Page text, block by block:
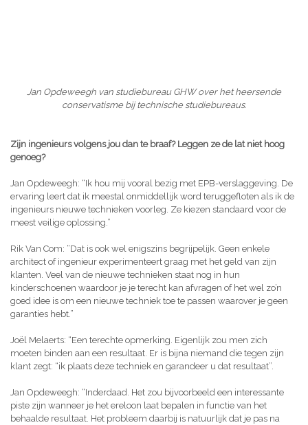
Jan Opdeweegh van studiebureau GHW over het heersende
conservatisme bij technische studiebureaus.
Zijn ingenieurs volgens jou dan te braaf? Leggen ze de lat niet hoog
genoeg?
Jan Opdeweegh: “Ik hou mij vooral bezig met EPB-verslaggeving. De
ervaring leert dat ik meestal onmiddellijk word teruggefloten als ik de
ingenieurs nieuwe technieken voorleg. Ze kiezen standaard voor de
meest veilige oplossing.”
Rik Van Com: “Dat is ook wel enigszins begrijpelijk. Geen enkele
architect of ingenieur experimenteert graag met het geld van zijn
klanten. Veel van de nieuwe technieken staat nog in hun
kinderschoenen waardoor je je terecht kan afvragen of het wel zo’n
goed idee is om een nieuwe techniek toe te passen waarover je geen
garanties hebt.”
Joël Melaerts: “Een terechte opmerking. Eigenlijk zou men zich
moeten binden aan een resultaat. Er is bijna niemand die tegen zijn
klant zegt: “ik plaats deze techniek en garandeer u dat resultaat”.
Jan Opdeweegh: “Inderdaad. Het zou bijvoorbeeld een interessante
piste zijn wanneer je het ereloon laat bepalen in functie van het
behaalde resultaat. Het probleem daarbij is natuurlijk dat je pas na